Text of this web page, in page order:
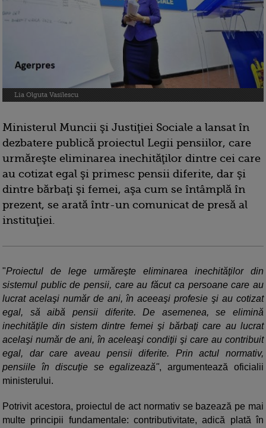
Lia Olguta Vasilescu
Ministerul Muncii şi Justiţiei Sociale a lansat în
dezbatere publică proiectul Legii pensiilor, care
urmăreşte eliminarea inechităţilor dintre cei care
au cotizat egal şi primesc pensii diferite, dar şi
dintre bărbaţi şi femei, aşa cum se întâmplă în
prezent, se arată într-un comunicat de presă al
instituţiei.
"Proiectul de lege urmăreşte eliminarea inechităţilor din
sistemul public de pensii, care au făcut ca persoane care au
lucrat acelaşi număr de ani, în aceeaşi profesie şi au cotizat
egal, să aibă pensii diferite. De asemenea, se elimină
inechităţile din sistem dintre femei şi bărbaţi care au lucrat
acelaşi număr de ani, în aceleaşi condiţii şi care au contribuit
egal, dar care aveau pensii diferite. Prin actul normativ,
pensiile în discuţie se egalizează", argumentează oficialii
ministerului.
Potrivit acestora, proiectul de act normativ se bazează pe mai
multe principii fundamentale: contributivitate, adică plată în